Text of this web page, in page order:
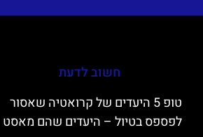
חשוב לדעת
טופ 5 היעדים של קרואטיה שאסור
לפספס בטיול – היעדים שהם מאסט